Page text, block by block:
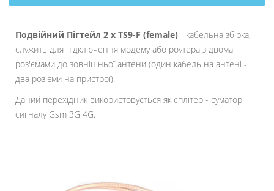
Подвійний Пігтейл 2 х TS9-F (female) - кабельна збірка,
служить для підключення модему або роутера з двома
роз'ємами до зовнішньої антени (один кабель на антені -
два роз'єми на пристрої).
Даний перехідник використовується як сплітер - суматор
сигналу Gsm 3G 4G.